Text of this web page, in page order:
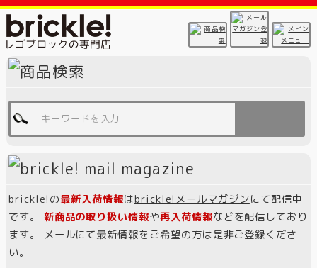
brickle!の最新入荷情報はbrickle!メールマガジンにて配信中
です。 新商品の取り扱い情報や再入荷情報などを配信しており
ます。 メールにて最新情報をご希望の方は是非ご登録くださ
い。